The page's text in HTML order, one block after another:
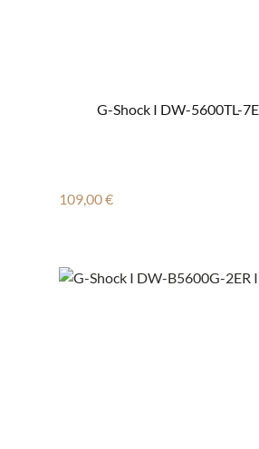
G-Shock I DW-5600TL-
Regulärer Preis:
109,00 €